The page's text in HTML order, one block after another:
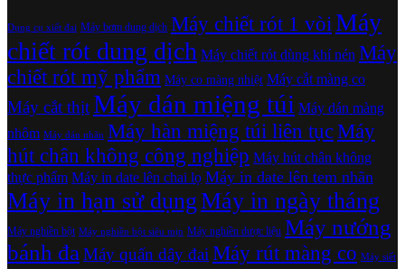
Dụng cụ xiết đai Máy bơm dung dịch Máy chiết rót 1 vòiMáy
chiết rót dung dịch Máy chiết rót dùng khí nén Máy
chiết rót mỹ phẩm Máy co màng nhiệt Máy cắt màng co
Máy cắt thịtMáy dán miệng túi Máy dán màng
nhôm Máy dán nhãn Máy hàn miệng túi liên tụcMáy
hút chân không công nghiệp Máy hút chân không
thực phẩm Máy in date lên chai lọ Máy in date lên tem nhãn
Máy in hạn sử dụngMáy in ngày tháng
Máy nghiền bột Máy nghiền bột siêu mịn Máy nghiền dược liệu Máy nướng
bánh đa Máy quấn dây đai Máy rút màng co Máy siết